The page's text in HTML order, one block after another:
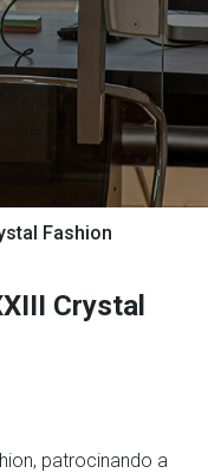
Fashion
Crystal
patrocinando a